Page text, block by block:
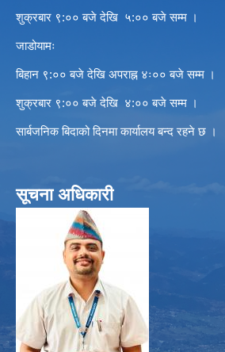
शुक्रबार ९:०० बजे देखि ५:०० बजे सम्म ।
जाडोयामः
बिहान ९:०० बजे देखि अपराह्न ४ः०० बजे सम्म ।
शुक्रबार ९:०० बजे देखि ४:०० बजे सम्म ।
सार्बजनिक बिदाको दिनमा कार्यालय बन्द रहने छ ।
सूचना अधिकारी